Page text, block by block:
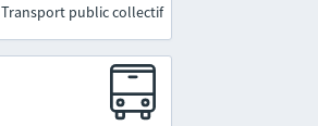
Transport public collectif